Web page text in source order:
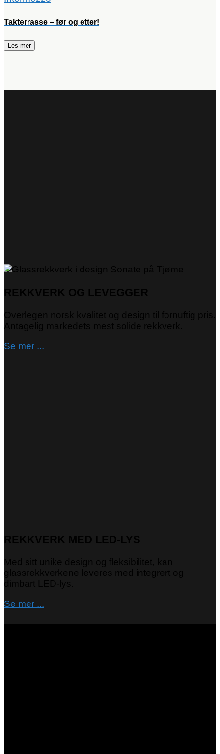
Takterrasse – før og etter!
Les mer
REKKVERK OG LEVEGGER
Overlegen norsk kvalitet og design til fornuftig pris.
Antagelig markedets mest solide rekkverk.
Se mer ...
REKKVERK MED LED-LYS
Med sitt unike design og fleksibilitet, kan
glassrekkverkene leveres med integrert og
dimbart LED-lys.
Se mer ...